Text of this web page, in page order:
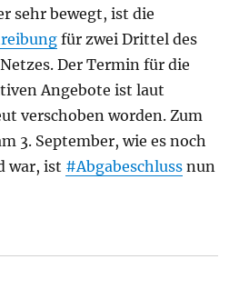
sehr bewegt, ist die
für zwei Drittel des
Der Termin für die
Angebote ist laut
verschoben worden. Zum
3. September, wie es noch
war, ist #Abgabeschluss nun
S-Bahn: Große Zukunftsfragen